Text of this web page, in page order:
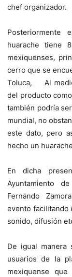
chef organizador.
Posteriormente
huarache tiene
mexiquenses,
cerro que se
Toluca, Al
del producto
también podría
mundial, no
este dato, pero
hecho un
En dicha
Ayuntamiento
Fernando
evento facilitando
sonido, difusión
De igual
usuarios de la
mexiquense